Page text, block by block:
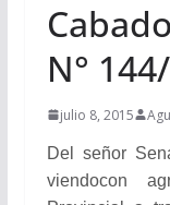
N°
julio 8, 2015
Del señor
viendocon